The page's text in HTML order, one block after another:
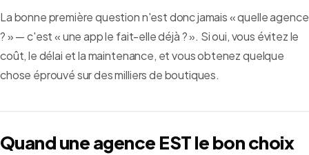
La bonne première question n'est donc jamais « quelle agence
? » — c'est « une app le fait-elle déjà ? ». Si oui, vous évitez le
coût, le délai et la maintenance, et vous obtenez quelque
chose éprouvé sur des milliers de boutiques.
Quand une agence EST le bon choix